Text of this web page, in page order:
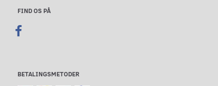
FIND OS PÅ
BETALINGSMETODER